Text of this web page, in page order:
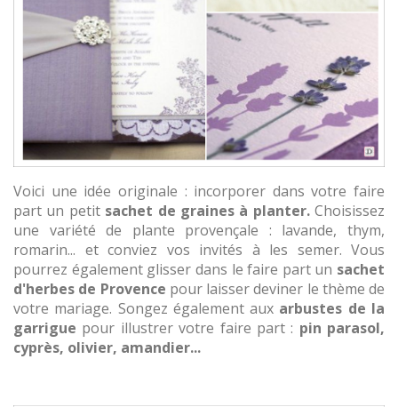
Voici une idée originale : incorporer dans votre faire
part un petit sachet de graines à planter.Choisissez
une variété de plante provençale : lavande, thym,
romarin... et conviez vos invités à les semer. Vous
pourrez également glisser dans le faire part un sachet
d'herbes de Provence pour laisser deviner le thème de
votre mariage. Songez également aux arbustes de la
garrigue pour illustrer votre faire part : pin parasol,
cyprès, olivier, amandier...